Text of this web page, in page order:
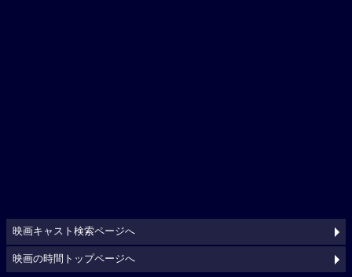
映画キャスト検索ページへ
映画の時間トップページへ